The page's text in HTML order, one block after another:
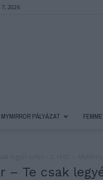
2026
MYMIRROR PÁLYÁZAT
– Te csak